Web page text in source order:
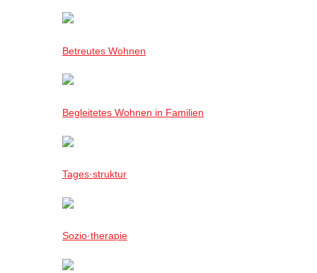
Betreutes Wohnen
Begleitetes Wohnen in Familien
Tages·struktur
Sozio·therapie